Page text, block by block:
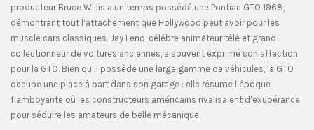
producteur Bruce Willis a un temps possédé une Pontiac GTO 1968,
démontrant tout l’attachement que Hollywood peut avoir pour les
muscle cars classiques. Jay Leno, célèbre animateur télé et grand
collectionneur de voitures anciennes, a souvent exprimé son affection
pour la GTO. Bien qu’il possède une large gamme de véhicules, la GTO
occupe une place à part dans son garage : elle résume l’époque
flamboyante où les constructeurs américains rivalisaient d’exubérance
pour séduire les amateurs de belle mécanique.